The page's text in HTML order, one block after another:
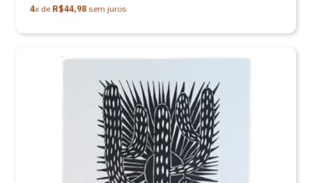
4x de R$44,98 sem juros